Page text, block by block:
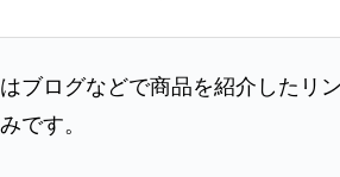
ブログなどで商品を紹介したリ
です。